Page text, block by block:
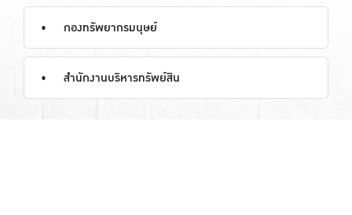
กองทรัพยากรมนุษย์
สำนักงานบริหารทรัพย์สิน